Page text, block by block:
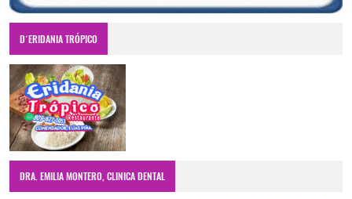
D´ERIDANIA TRÓPICO
DRA. EMILIA MONTERO, CLINICA DENTAL